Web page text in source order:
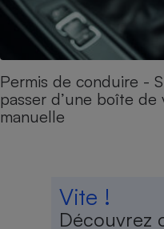
Permis de conduire -
passer d’une boîte
manuelle
Vite !
Découvrez